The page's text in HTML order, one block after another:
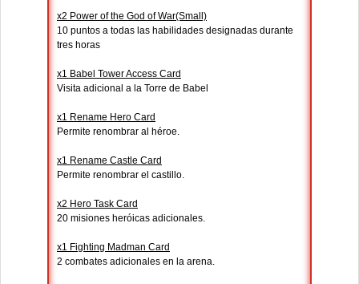
x2 Power of the God of War(Small)
10 puntos a todas las habilidades designadas durante
tres horas
x1 Babel Tower Access Card
Visita adicional a la Torre de Babel
x1 Rename Hero Card
Permite renombrar al héroe.
x1 Rename Castle Card
Permite renombrar el castillo.
x2 Hero Task Card
20 misiones heróicas adicionales.
x1 Fighting Madman Card
2 combates adicionales en la arena.